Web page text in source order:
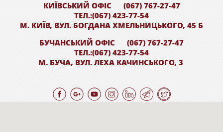
КИЇВСЬКИЙ ОФІС
(067) 767-27-47
ТЕЛ.:(067) 423-77-54
М. КИЇВ, ВУЛ. БОГДАНА ХМЕЛЬНИЦЬКОГО, 45 Б
БУЧАНСЬКИЙ ОФІС
(067) 767-27-47
ТЕЛ.:(067) 423-77-54
М. БУЧА, ВУЛ. ЛЕХА КАЧИНСЬКОГО, 3